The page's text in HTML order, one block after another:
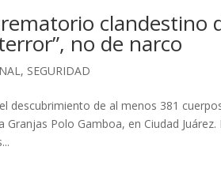
clandestino
no de narco
, SEGURIDAD
descubrimiento de al menos 381
Polo Gamboa, en Ciudad Juárez.